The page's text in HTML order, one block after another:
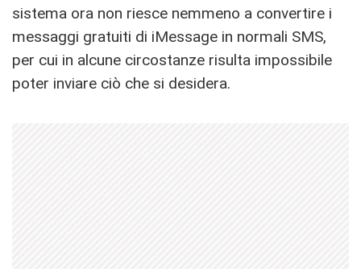
sistema ora non riesce nemmeno a convertire i
messaggi gratuiti di iMessage in normali SMS,
per cui in alcune circostanze risulta impossibile
poter inviare ciò che si desidera.